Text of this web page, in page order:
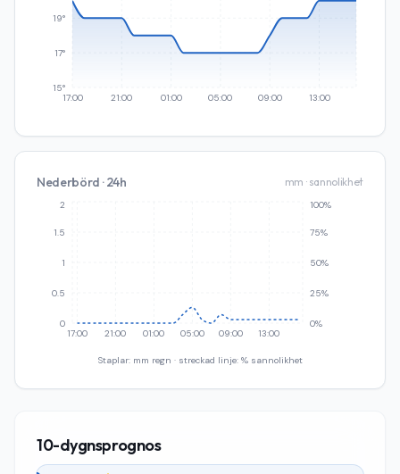
17:00 21:00 01:00 05:00 09:00 13:00
15°
17°
19°
Nederbörd · 24h mm · sannolikhet
17:00 21:00 01:00 05:00 09:00 13:00
0
0.5
1
1.5
2
0%
25%
50%
75%
100%
Staplar: mm regn · streckad linje: % sannolikhet
10-dygnsprognos